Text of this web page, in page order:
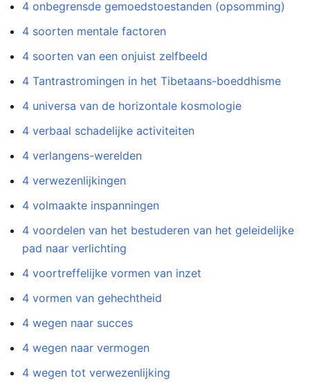
4 onbegrensde gemoedstoestanden (opsomming)
4 soorten mentale factoren
4 soorten van een onjuist zelfbeeld
4 Tantrastromingen in het Tibetaans-boeddhisme
4 universa van de horizontale kosmologie
4 verbaal schadelijke activiteiten
4 verlangens-werelden
4 verwezenlijkingen
4 volmaakte inspanningen
4 voordelen van het bestuderen van het geleidelijke
pad naar verlichting
4 voortreffelijke vormen van inzet
4 vormen van gehechtheid
4 wegen naar succes
4 wegen naar vermogen
4 wegen tot verwezenlijking